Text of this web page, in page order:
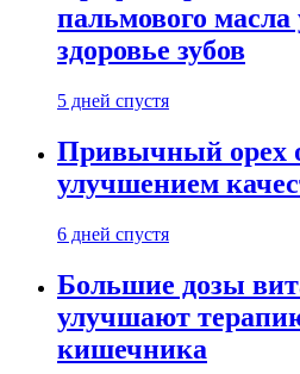
пальмового
здоровье зубов
5 дней спустя
Привычный орех
улучшением
6 дней спустя
Большие дозы
улучшают
кишечника